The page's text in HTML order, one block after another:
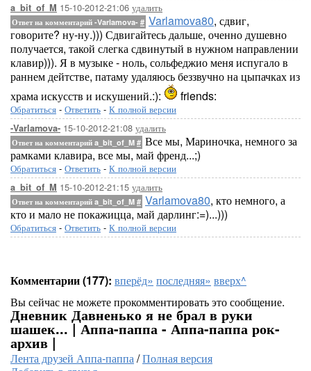
a_bit_of_M 15-10-2012-21:06 удалить
Ответ на комментарий -Varlamova- # Varlamova80, сдвиг,
говорите? ну-ну.))) Сдвигайтесь дальше, оченно душевно
получается, такой слегка сдвинутый в нужном направлении
клавир))). Я в музыке - ноль, сольфеджио меня испугало в
раннем дейтстве, патаму удаляюсь беззвучно на цыпачках из
храма искусств и искушений.:):
friends:
Обратиться - Ответить - К полной версии
-Varlamova- 15-10-2012-21:08 удалить
Ответ на комментарий a_bit_of_M # Все мы, Мариночка, немного за
рамками клавира, все мы, май френд...;)
Обратиться - Ответить - К полной версии
a_bit_of_M 15-10-2012-21:15 удалить
Ответ на комментарий a_bit_of_M # Varlamova80, кто немного, а
кто и мало не покажицца, май дарлинг:=)...)))
Обратиться - Ответить - К полной версии
Комментарии (177): вперёд» последняя» вверх^
Вы сейчас не можете прокомментировать это сообщение.
Дневник Давненько я не брал в руки
шашек... | Аппа-паппа - Аппа-паппа рок-
архив |
Лента друзей Аппа-паппа/Полная версия